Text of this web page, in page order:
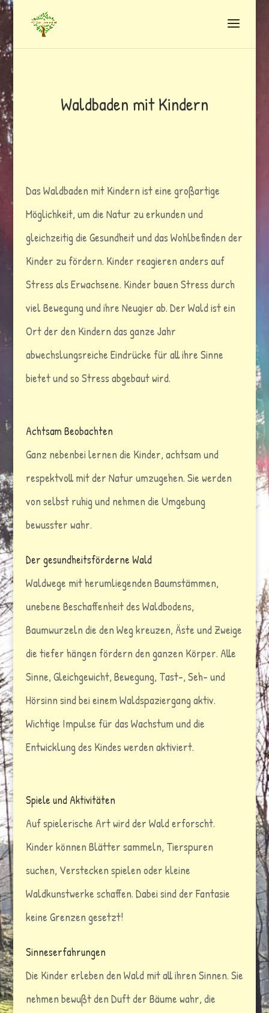
Waldbaden mit Kindern
Das Waldbaden mit Kindern ist eine großartige
Möglichkeit, um die Natur zu erkunden und
gleichzeitig die Gesundheit und das Wohlbefinden der
Kinder zu fördern. Kinder reagieren anders auf
Stress als Erwachsene. Kinder bauen Stress durch
viel Bewegung und ihre Neugier ab. Der Wald ist ein
Ort der den Kindern das ganze Jahr
abwechslungsreiche Eindrücke für all ihre Sinne
bietet und so Stress abgebaut wird.
Achtsam Beobachten
Ganz nebenbei lernen die Kinder, achtsam und
respektvoll mit der Natur umzugehen. Sie werden
von selbst ruhig und nehmen die Umgebung
bewusster wahr.
Der gesundheitsförderne Wald
Waldwege mit herumliegenden Baumstämmen,
unebene Beschaffenheit des Waldbodens,
Baumwurzeln die den Weg kreuzen, Äste und Zweige
die tiefer hängen fördern den ganzen Körper. Alle
Sinne, Gleichgewicht, Bewegung, Tast-, Seh- und
Hörsinn sind bei einem Waldspaziergang aktiv.
Wichtige Impulse für das Wachstum und die
Entwicklung des Kindes werden aktiviert.
Spiele und Aktivitäten
Auf spielerische Art wird der Wald erforscht.
Kinder können Blätter sammeln, Tierspuren
suchen, Verstecken spielen oder kleine
Waldkunstwerke schaffen. Dabei sind der Fantasie
keine Grenzen gesetzt!
Sinneserfahrungen
Die Kinder erleben den Wald mit all ihren Sinnen. Sie
nehmen bewußt den Duft der Bäume wahr, die